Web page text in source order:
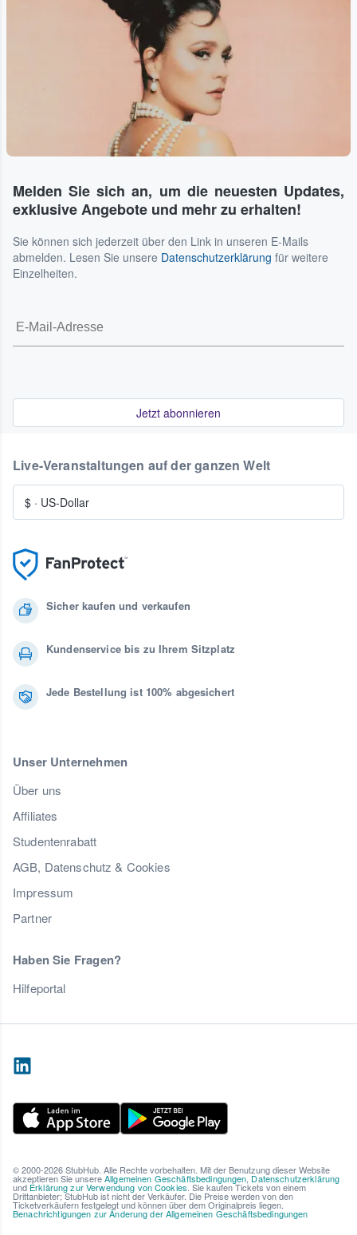
Melden Sie sich an, um die neuesten Updates,
exklusive Angebote und mehr zu erhalten!
Sie können sich jederzeit über den Link in unseren E-Mails
abmelden. Lesen Sie unsere Datenschutzerklärung für weitere
Einzelheiten.
Jetzt abonnieren
Sicher kaufen und verkaufen
Kundenservice bis zu Ihrem Sitzplatz
Jede Bestellung ist 100% abgesichert
Unser Unternehmen
Über uns
Affiliates
Studentenrabatt
AGB, Datenschutz & Cookies
Impressum
Partner
Haben Sie Fragen?
Hilfeportal
Live-Veranstaltungen auf der ganzen Welt
$ · US-Dollar
© 2000-2026 StubHub. Alle Rechte vorbehalten. Mit der Benutzung dieser Website
akzeptieren Sie unsereAllgemeinen Geschäftsbedingungen Datenschutzerklärung
und Erklärung zur Verwendung von Cookies . Sie kaufen Tickets von einem
Drittanbieter; StubHub ist nicht der Verkäufer. Die Preise werden von den
Ticketverkäufern festgelegt und können über dem Originalpreis liegen.
Benachrichtigungen zur Änderung der Allgemeinen Geschäftsbedingungen